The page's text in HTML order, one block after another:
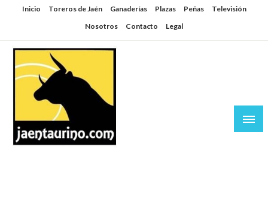
SaltarInicio Toreros de Jaén Ganaderías Plazas Peñas
Televisión
Nosotros
Contacto Legal